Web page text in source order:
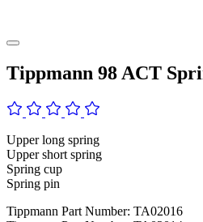
Upper long spring
Upper short spring
Spring cup